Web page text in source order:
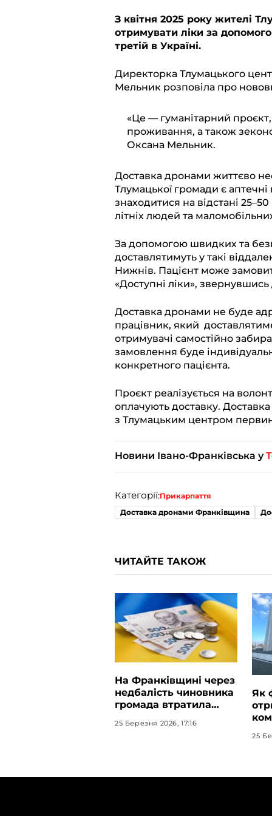
l
e
g
r
a
c
e
b
o
o
a
t
A
p
b
e
p
y
i
n
З квітня 2025 року жителі
отримувати ліки за
третій в Україні.
Директорка Тлумацького
Мельник розповіла про
«Це — гуманітарний
проживання, а також
Оксана Мельник.
Доставка дронами життєво
Тлумацької громади є
знаходитися на відстані
літніх людей та
За допомогою швидких та
доставлятимуть у такі
Нижнів. Пацієнт може
«Доступні ліки»,
Доставка дронами не буде
працівник, який
отримувачі самостійно
замовлення буде
конкретного пацієнта.
Проєкт реалізується на
оплачують доставку.
з Тлумацьким центром
Новини Івано-Франківська у
Категорії:Прикарпаття
Доставка дронами Франківщина
ЧИТАЙТЕ ТАКОЖ
На Франківщині через
недбалість чиновника
громада втратила
25 Березня 2026, 17:16
Як
25